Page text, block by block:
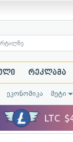
რეკლამა
ეკონომიკა მეტი